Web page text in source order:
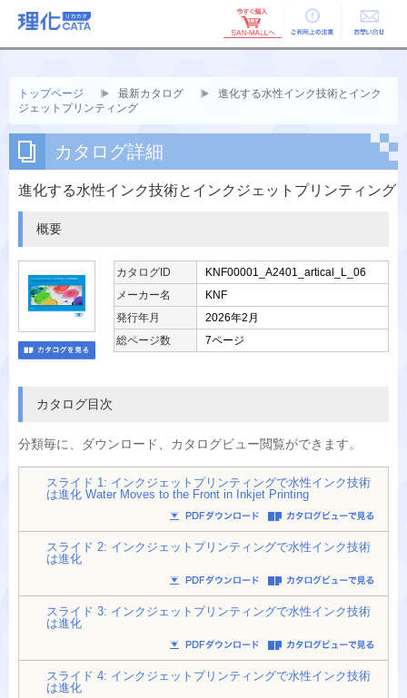
ご利用上の お問い合せ
トップページ 最新カタログ
進化する水性インク技術とインク
ジェットプリンティング
カタログ詳細
進化する水性インク技術とインクジェットプリンティング
概要
カタログID
KNF00001_A2401_artical_L_06
メーカー名
KNF
発行年月
2026年2月
総ページ数
7ページ
カタログ目次
分類毎に、 ダウンロード、カタログビュー閲覧ができます。
スライド 1: インクジェットプリンティングで水性インク技術
は進化 Water Moves to the Front in Inkjet Printing
スライド 2: インクジェットプリンティングで水性インク技術
は進化
スライド 3: インクジェットプリンティングで水性インク技術
は進化
スライド 4: インクジェットプリンティングで水性インク技術
は進化